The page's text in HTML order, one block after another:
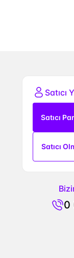
Satıcı
Satıcı
Satıcı
0